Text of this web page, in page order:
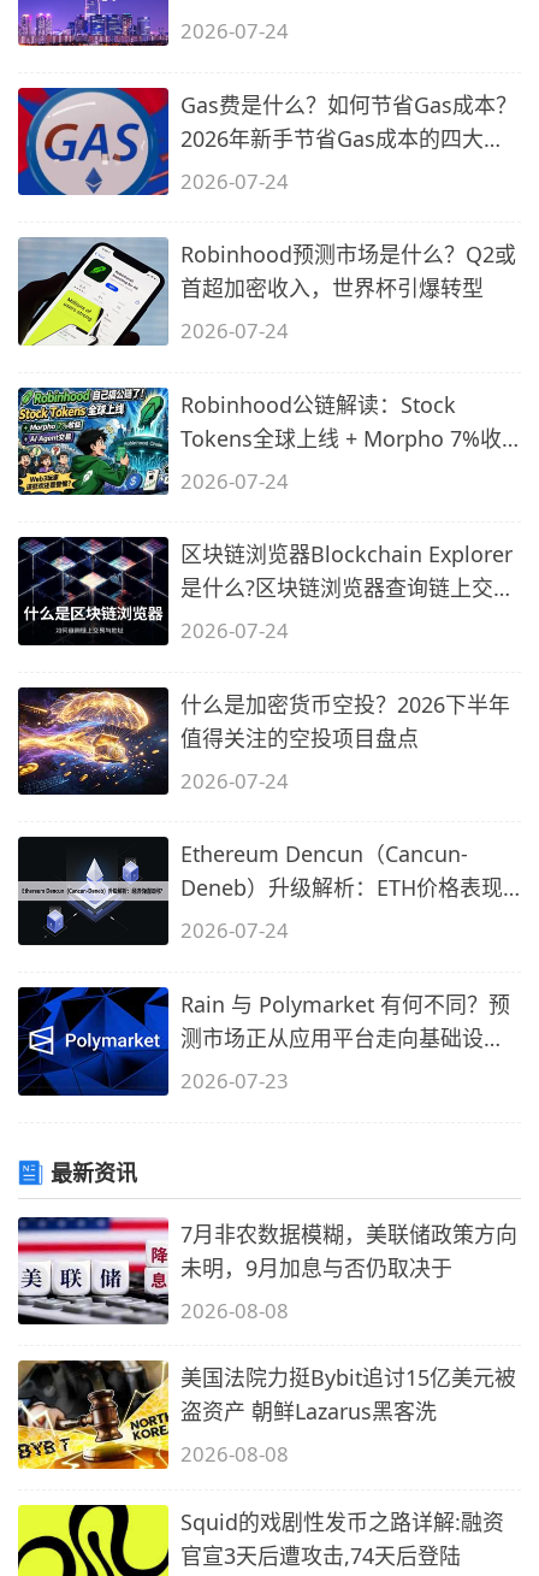
目？
2026-07-24
Gas费是什么？如何节省Gas成本？
2026年新手节省Gas成本的四大实
战策略
2026-07-24
Robinhood预测市场是什么？Q2或
首超加密收入，世界杯引爆转型
2026-07-24
Robinhood公链解读：Stock
Tokens全球上线 + Morpho 7%收
益 + AI Agent
2026-07-24
区块链浏览器Blockchain Explorer
是什么?区块链浏览器查询链上交易
与地
2026-07-24
什么是加密货币空投？2026下半年
值得关注的空投项目盘点
2026-07-24
Ethereum Dencun（Cancun-
Deneb）升级解析：ETH价格表现
如何？
2026-07-24
Rain 与 Polymarket 有何不同？预
测市场正从应用平台走向基础设施
时代
2026-07-23
最新资讯
7月非农数据模糊，美联储政策方向
未明，9月加息与否仍取决于
2026-08-08
美国法院力挺Bybit追讨15亿美元被
盗资产 朝鲜Lazarus黑客洗
2026-08-08
Squid的戏剧性发币之路详解:融资
官宣3天后遭攻击,74天后登陆